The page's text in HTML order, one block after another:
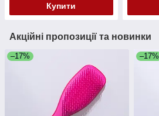
Купити
Акційні пропозиції та новинки
–17% –17%